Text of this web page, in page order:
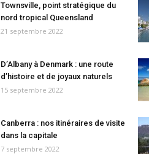
Townsville, point stratégique du
nord tropical Queensland
21 septembre 2022
D’Albany à Denmark : une route
d’histoire et de joyaux naturels
15 septembre 2022
Canberra : nos itinéraires de visite
dans la capitale
7 septembre 2022